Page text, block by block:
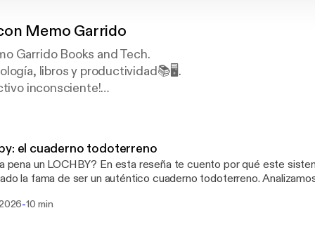
Memo Garrido
Garrido Books and Tech.
libros y productividad📚🖥️.
inconsciente!
X, TikTok e Instagram.
el cuaderno todoterreno
pena un LOCHBY? En esta reseña te cuento por qué este
la fama de ser un auténtico cuaderno todoterreno.
usuario realmente tiene sentido.Momentos00:00 Intro01:42
-10 min